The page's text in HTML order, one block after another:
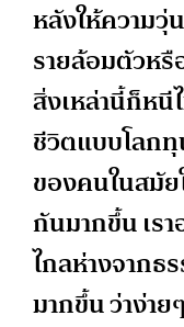
หลังให้ความ
รายล้อมตัวห
สิ่งเหล่านี้ก็หนี
ชีวิตแบบโลก
ของคนในสมัย
กันมากขึ้น เร
ไกลห่างจากธ
มากขึ้น ว่าง่า